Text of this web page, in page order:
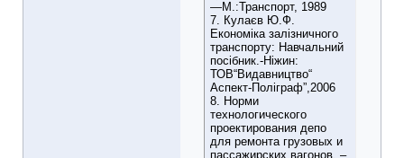
―М.:Транспорт, 1989
7. Кулаєв Ю.Ф.
Економіка залізничного
транспорту: Навчальний
посібник.-Ніжин:
ТОВ“Видавництво“
Аспект-Поліграф”,2006
8. Норми
технологического
проектирования депо
для ремонта грузовых и
пассажирских вагонов. –